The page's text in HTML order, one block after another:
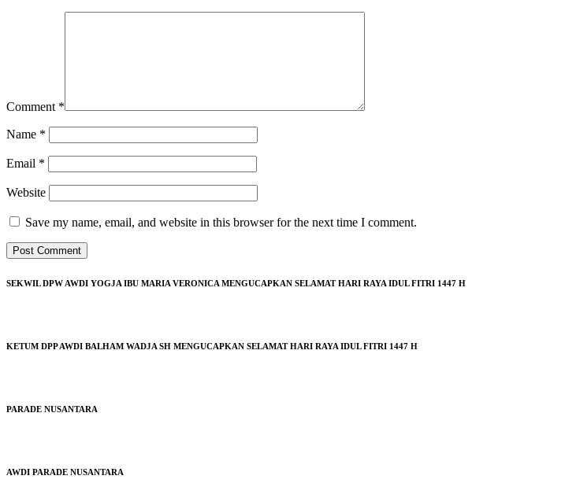
Comment *
Name *
Email *
Website
Save my name, email, and website in this browser for the next time I comment.
SEKWIL DPW AWDI YOGJA IBU MARIA VERONICA MENGUCAPKAN SELAMAT HARI RAYA IDUL FITRI 1447 H
KETUM DPP AWDI BALHAM WADJA SH MENGUCAPKAN SELAMAT HARI RAYA IDUL FITRI 1447 H
PARADE NUSANTARA
AWDI PARADE NUSANTARA